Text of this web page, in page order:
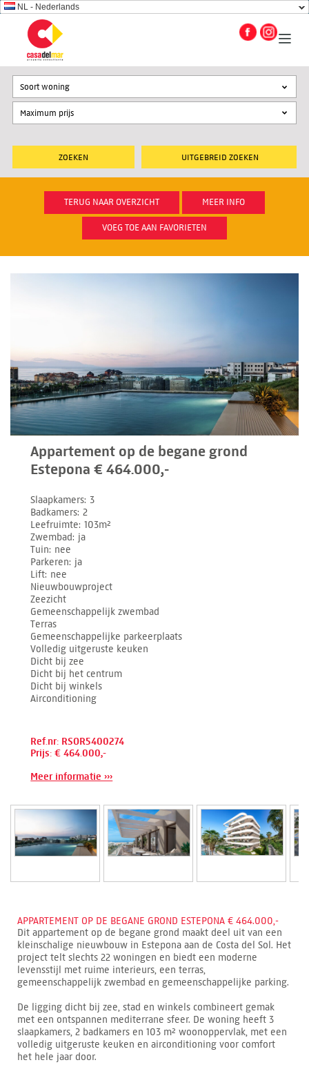
NL - Nederlands
UITGEBREID ZOEKEN
Soort woning
TERUG NAAR OVERZICHT MEER INFO
VOEG TOE AAN FAVORIETEN
Appartement op de begane grond
Estepona € 464.000,-
Slaapkamers 3
Badkamers 2
Leefruimte 103m²
Zwembad ja
Tuin nee
Parkeren ja
Lift nee
Nieuwbouwproject
Zeezicht
Gemeenschappelijk zwembad
Terras
Gemeenschappelijke parkeerplaats
Volledig uitgeruste keuken
Dicht bij zee
Dicht bij het centrum
Dicht bij winkels
Airconditioning
Ref.nr: RSOR5400274
Prijs: € 464.000,-
Meer informatie ›››
APPARTEMENT OP DE BEGANE GROND ESTEPONA € 464.000,-
Dit appartement op de begane grond maakt deel uit van een
kleinschalige nieuwbouw in Estepona aan de Costa del Sol. Het
project telt slechts 22 woningen en biedt een moderne
levensstijl met ruime interieurs, een terras,
gemeenschappelijk zwembad en gemeenschappelijke parking.
De ligging dicht bij zee, stad en winkels combineert gemak
met een ontspannen mediterrane sfeer. De woning heeft 3
slaapkamers, 2 badkamers en 103 m² woonoppervlak, met een
volledig uitgeruste keuken en airconditioning voor comfort
het hele jaar door.